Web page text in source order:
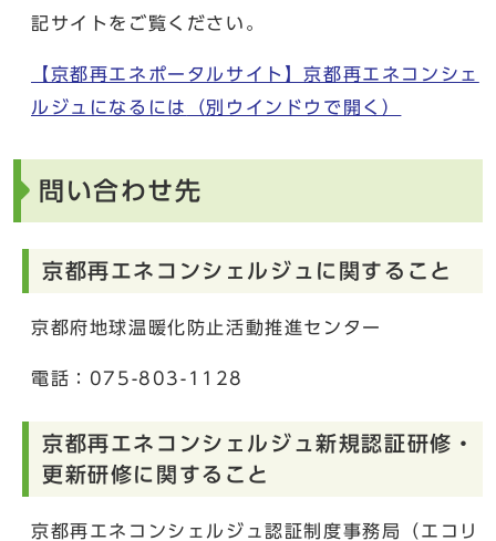
記サイトをご覧ください。
【京都再エネポータルサイト】京都再エネコンシェ
ルジュになるには
（別ウインドウで開く）
問い合わせ先
京都再エネコンシェルジュに関すること
京都府地球温暖化防止活動推進センター
電話：075-803-1128
京都再エネコンシェルジュ新規認証研修・
更新研修に関すること
京都再エネコンシェルジュ認証制度事務局（エコリ